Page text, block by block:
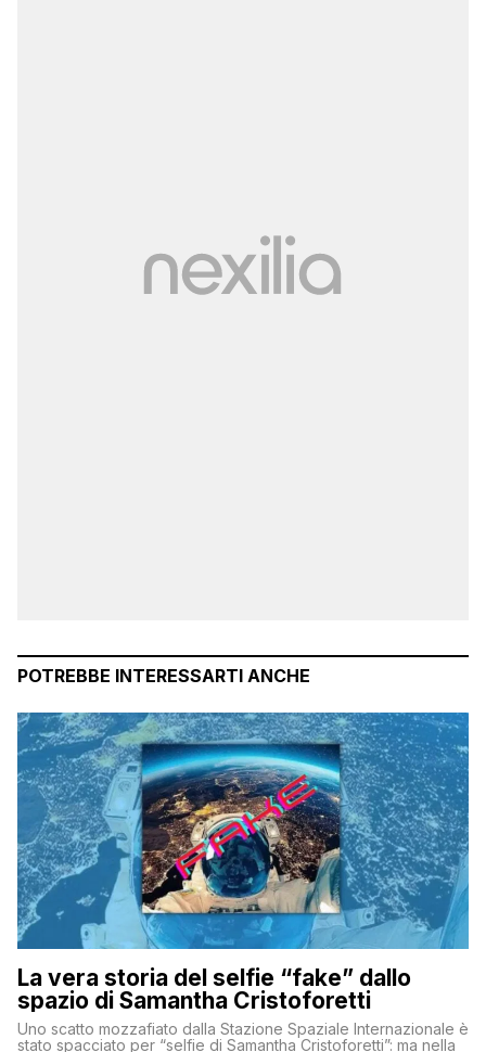
POTREBBE INTERESSARTI ANCHE
La vera storia del selfie “fake” dallo
spazio di Samantha Cristoforetti
Uno scatto mozzafiato dalla Stazione Spaziale Internazionale è
stato spacciato per “selfie di Samantha Cristoforetti”: ma nella